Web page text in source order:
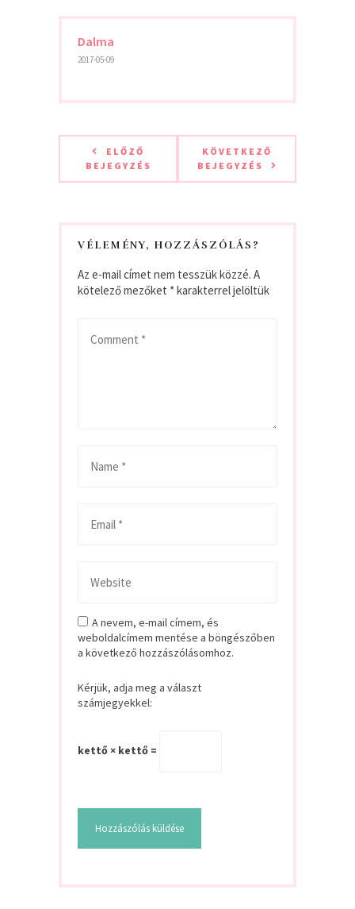
Dalma
2017-05-09
ELŐZŐ
BEJEGYZÉS
KÖVETKEZŐ
BEJEGYZÉS
VÉLEMÉNY, HOZZÁSZÓLÁS?
Az e-mail címet nem tesszük közzé. A
kötelező mezőket *karakterrel jelöltük
A nevem, e-mail címem, és
weboldalcímem mentése a böngészőben
a következő hozzászólásomhoz.
Kérjük, adja meg a választ
számjegyekkel:
kettő × kettő =